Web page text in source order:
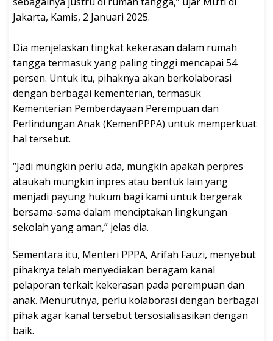
Jakarta, Kamis, 2 Januari 2025.
Dia menjelaskan tingkat kekerasan dalam rumah
tangga termasuk yang paling tinggi mencapai 54
persen. Untuk itu, pihaknya akan berkolaborasi
dengan berbagai kementerian, termasuk
Kementerian Pemberdayaan Perempuan dan
Perlindungan Anak (KemenPPPA) untuk memperkuat
hal tersebut.
“Jadi mungkin perlu ada, mungkin apakah perpres
ataukah mungkin inpres atau bentuk lain yang
menjadi payung hukum bagi kami untuk bergerak
bersama-sama dalam menciptakan lingkungan
sekolah yang aman,” jelas dia.
Sementara itu, Menteri PPPA, Arifah Fauzi, menyebut
pihaknya telah menyediakan beragam kanal
pelaporan terkait kekerasan pada perempuan dan
anak. Menurutnya, perlu kolaborasi dengan berbagai
pihak agar kanal tersebut tersosialisasikan dengan
baik.